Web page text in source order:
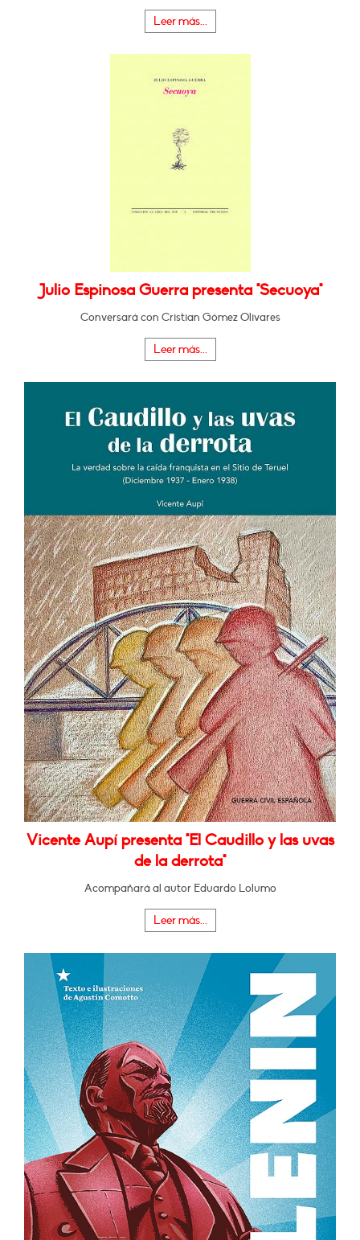
Leer más...
Julio Espinosa Guerra presenta "Secuoya"
Conversará con Cristian Gómez Olivares
Leer más...
Vicente Aupí presenta "El Caudillo y las uvas
de la derrota"
Acompañará al autor Eduardo Lolumo
Leer más...